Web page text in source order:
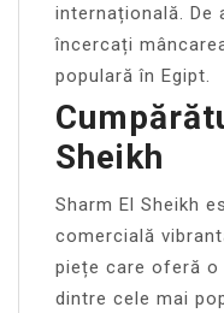
internațională. De
încercați
populară în Egipt.
Sheikh
Sharm El Sheikh
comercială
piețe care oferă o
dintre cele mai